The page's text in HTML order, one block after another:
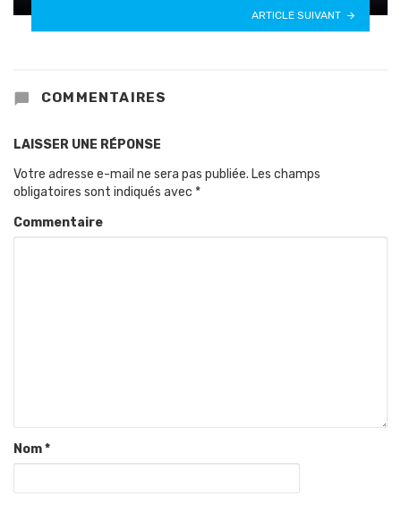
ARTICLE SUIVANT
COMMENTAIRES
LAISSER UNE RÉPONSE
Votre adresse e-mail ne sera pas publiée. Les champs
obligatoires sont indiqués avec *
Commentaire
Nom*